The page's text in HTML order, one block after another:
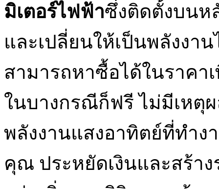
มิเตอร์ไฟฟ้าซึ่งติดตั้งบนห
และเปลี่ยนให้เป็นพลังง
สามารถหาซื้อได้ในราคา
ในบางกรณีก็ฟรี ไม่มีเหตุ
พลังงานแสงอาทิตย์ที่ทำ
คุณ ประหยัดเงินและสร้า